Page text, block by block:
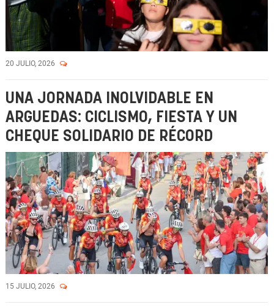
20 JULIO, 2026
UNA JORNADA INOLVIDABLE EN
ARGUEDAS: CICLISMO, FIESTA Y UN
CHEQUE SOLIDARIO DE RÉCORD
15 JULIO, 2026